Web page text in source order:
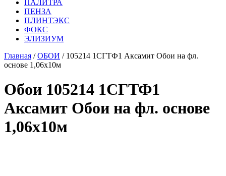
ПАЛИТРА
ПЕНЗА
ПЛИНТЭКС
ФОКС
ЭЛИЗИУМ
Главная /ОБОИ / 105214 1СГТФ1 Аксамит Обои на фл.
основе 1,06х10м
Обои 105214 1СГТФ1
Аксамит Обои на фл. основе
1,06х10м